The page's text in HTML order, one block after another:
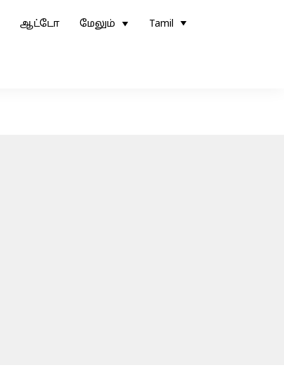
ஆட்டோ மேலும் Tamil